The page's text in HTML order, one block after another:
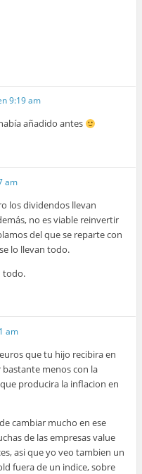
9:19 am
añadido antes
am
los dividendos llevan
no es viable reinvertir
del que se reparte con
lo llevan todo.
todo.
am
que tu hijo recibira en
menos con la
producira la inflacion en
cambiar mucho en ese
de las empresas value
asi que yo veo tambien un
fuera de un indice, sobre